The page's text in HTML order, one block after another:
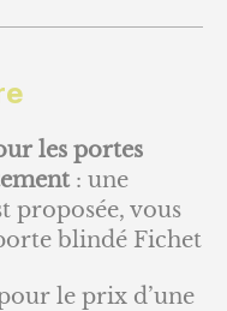
les portes
: une
proposée, vous
blindé Fichet
le prix d’une